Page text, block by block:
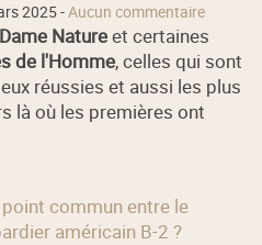
2025-Aucun commentaire
Natureet certaines
de l'Homme, celles qui sont
réussies et aussi les plus
là où les premières ont
commun entre le
américain B-2 ?